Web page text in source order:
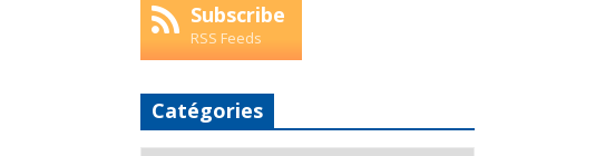
Subscribe
RSS Feeds
Catégories